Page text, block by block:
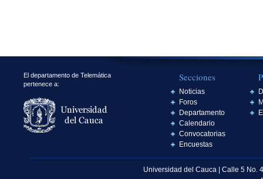
El departamento de Telemática
pertenece a:
Secciones
Noticias
Foros
Departamento
Calendario
Convocatorias
Encuestas
Universidad del Cauca | Calle 5 No.